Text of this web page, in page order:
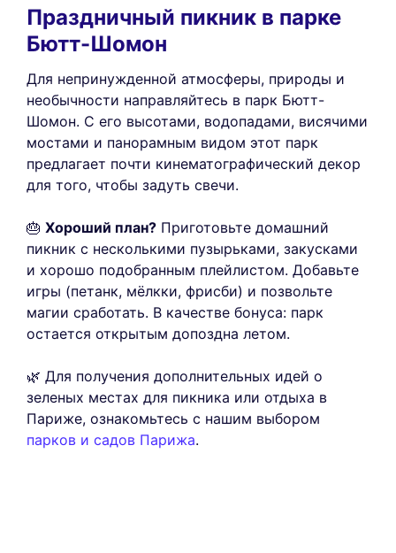
Праздничный пикник в парке
Бютт-Шомон
Для непринужденной атмосферы, природы и
необычности направляйтесь в парк Бютт-
Шомон. С его высотами, водопадами, висячими
мостами и панорамным видом этот парк
предлагает почти кинематографический декор
для того, чтобы задуть свечи.
🎂 Хороший план? Приготовьте домашний
пикник с несколькими пузырьками, закусками
и хорошо подобранным плейлистом. Добавьте
игры (петанк, мёлкки, фрисби) и позвольте
магии сработать. В качестве бонуса: парк
остается открытым допоздна летом.
🌿 Для получения дополнительных идей о
зеленых местах для пикника или отдыха в
Париже, ознакомьтесь с нашим выбором
парков и садов Парижа.